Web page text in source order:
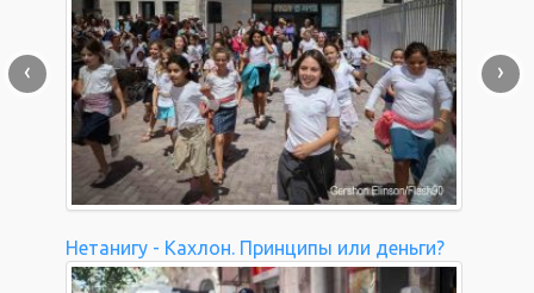
Нетанигу - Кахлон. Принципы или деньги?
‹ ›